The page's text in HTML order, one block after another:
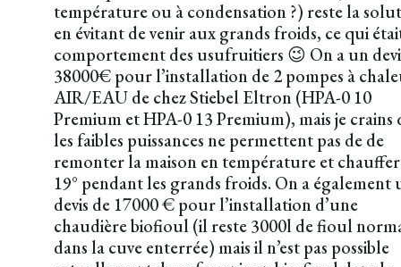
température ou à condensation ?) reste la
en évitant de venir aux grands froids, ce qui
comportement des usufruitiers 😉 On a un
38000€ pour l’installation de 2 pompes à
AIR/EAU de chez Stiebel Eltron (HPA-0 10
Premium et HPA-0 13 Premium), mais je crains
les faibles puissances ne permettent pas de de
remonter la maison en température et
19° pendant les grands froids. On a également
devis de 17000 € pour l’installation d’une
chaudière biofioul (il reste 3000l de fioul
dans la cuve enterrée) mais il n’est pas possible